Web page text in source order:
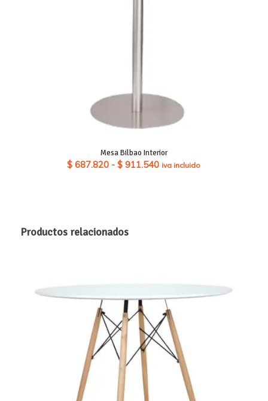
Mesa Bilbao Interior
$ 687.820 - $ 911.540Rango
iva incluido
Productos relacionados